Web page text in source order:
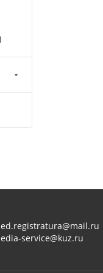
service@kuz.ru